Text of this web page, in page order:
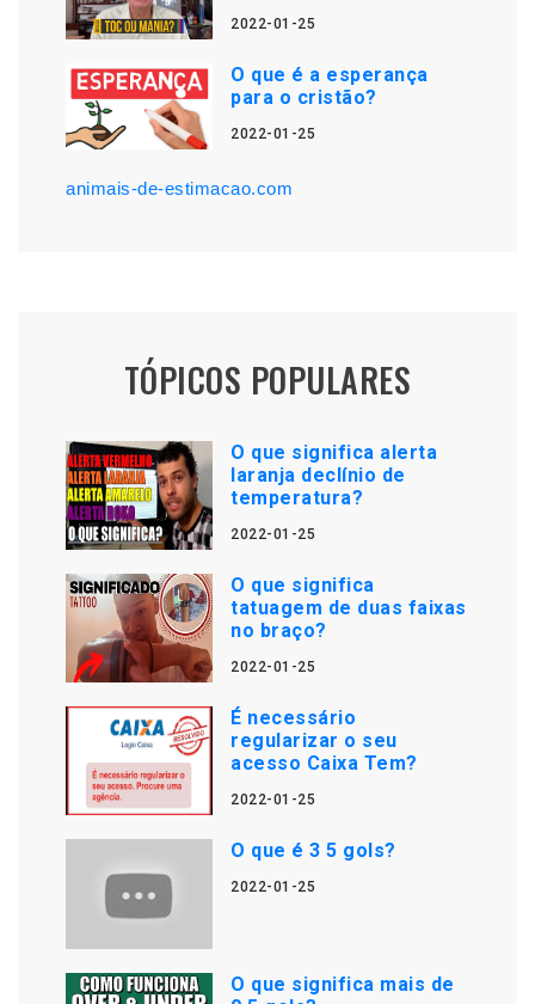
2022-01-25
O que é a esperança
para o cristão?
2022-01-25
animais-de-estimacao.com
TÓPICOS POPULARES
O que significa alerta
laranja declínio de
temperatura?
2022-01-25
O que significa
tatuagem de duas faixas
no braço?
2022-01-25
É necessário
regularizar o seu
acesso Caixa Tem?
2022-01-25
O que é 3 5 gols?
2022-01-25
O que significa mais de